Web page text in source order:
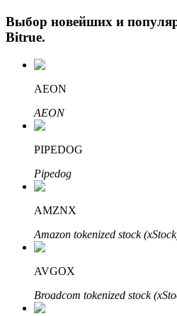
Изучите стейкинг
Выбор новейших и
Bitrue.
AEON
AEON
PIPEDOG
Pipedog
AMZNX
Amazon tokenized stock
AVGOX
Broadcom tokenized stock